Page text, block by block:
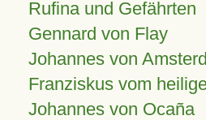
Rufina und Gefährten
Gennard von Flay
Johannes von
Franziskus vom
Johannes von Ocaña